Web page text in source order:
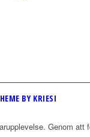
BY KRIESI
Genom